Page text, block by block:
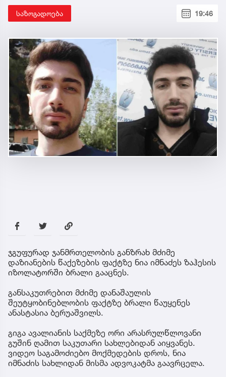
საზოგადოება 19:46
ჯგუფურად ჯანმრთელობის განზრახ მძიმე
დაზიანების წაქეზების ფაქტზე ნია იმნაძეს ზაჰესის
იზოლატორში ბრალი გააცნეს.
განსაკუთრებით მძიმე დანაშაულის
შეუტყობინებლობის ფაქტზე ბრალი წაუყენეს
ანასტასია ბერუაშვილს.
გიგა ავალიანის საქმეზე ორი არასრულწლოვანი
გუშინ ღამით საკუთარი სახლებიდან აიყვანეს.
ვიდეო საგამოძიებო მოქმედების დროს, ნია
იმნაძის სახლიდან მისმა ადვოკატმა გაავრცელა.